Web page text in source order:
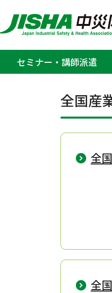
セミナー・講師派遣
大会・
ホーム > 大
全国産
全
全